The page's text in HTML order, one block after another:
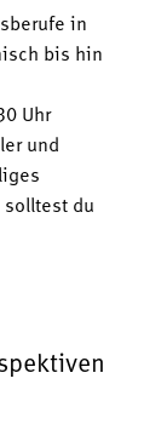
in
bis hin
Uhr
und
solltest du